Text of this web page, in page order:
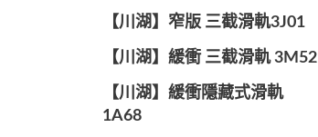
【川湖】窄版 三截滑軌3J01
【川湖】緩衝 三截滑軌 3M52
【川湖】緩衝隱藏式滑軌
1A68